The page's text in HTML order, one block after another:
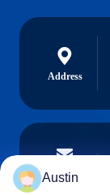
Address
E-mail
Austin